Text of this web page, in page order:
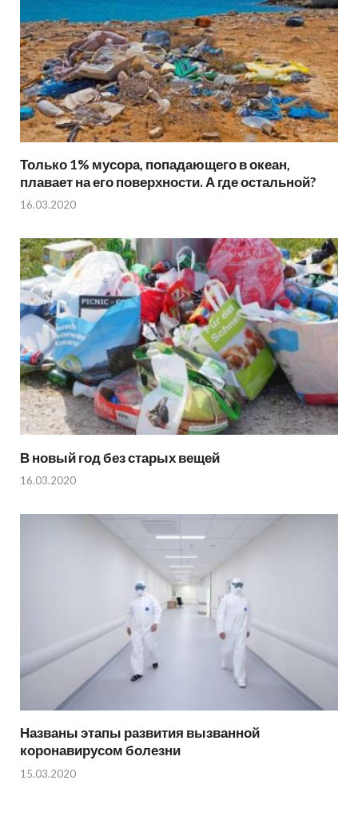
Только 1% мусора, попадающего в океан,
плавает на его поверхности. А где остальной?
16.03.2020
В новый год без старых вещей
16.03.2020
Названы этапы развития вызванной
коронавирусом болезни
15.03.2020